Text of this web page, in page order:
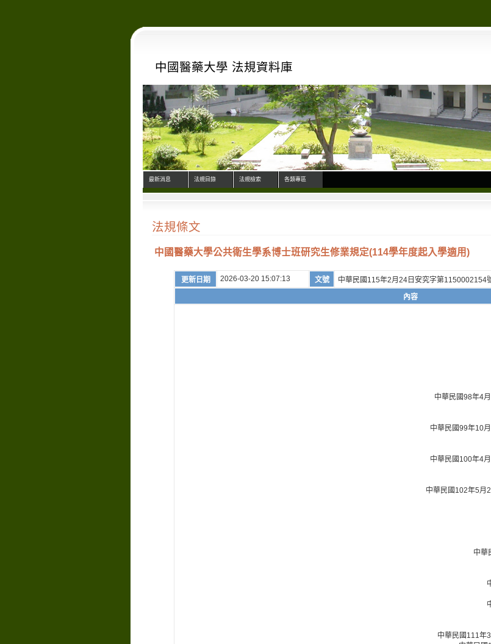
中國醫藥大學 法規資料庫
最新消息 法規目錄 法規檢索 各類專區
法規條文
中國醫藥大學公共衛生學系博士班研究生修業規定(114學年度起入學適用)
更新日期 2026-03-20 15:07:13 文號 中華民國115年2月24日安究字第1150002154
內容
中華民國98年4
中華民國99年10
中華民國100年4
中華民國102年5月
中華
中華民國111年